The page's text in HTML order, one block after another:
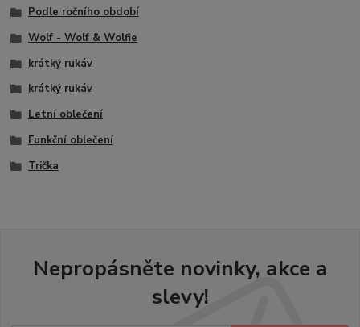
Podle ročního období
Wolf - Wolf & Wolfie
krátký rukáv
krátký rukáv
Letní oblečení
Funkční oblečení
Trička
Nepropásněte novinky, akce a
slevy!